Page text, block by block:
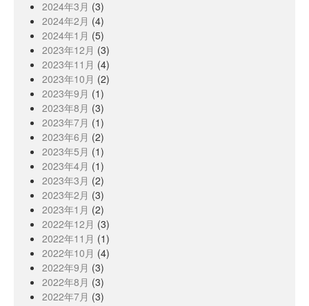
2024年3月 (3)
2024年2月 (4)
2024年1月 (5)
2023年12月 (3)
2023年11月 (4)
2023年10月 (2)
2023年9月 (1)
2023年8月 (3)
2023年7月 (1)
2023年6月 (2)
2023年5月 (1)
2023年4月 (1)
2023年3月 (2)
2023年2月 (3)
2023年1月 (2)
2022年12月 (3)
2022年11月 (1)
2022年10月 (4)
2022年9月 (3)
2022年8月 (3)
2022年7月 (3)